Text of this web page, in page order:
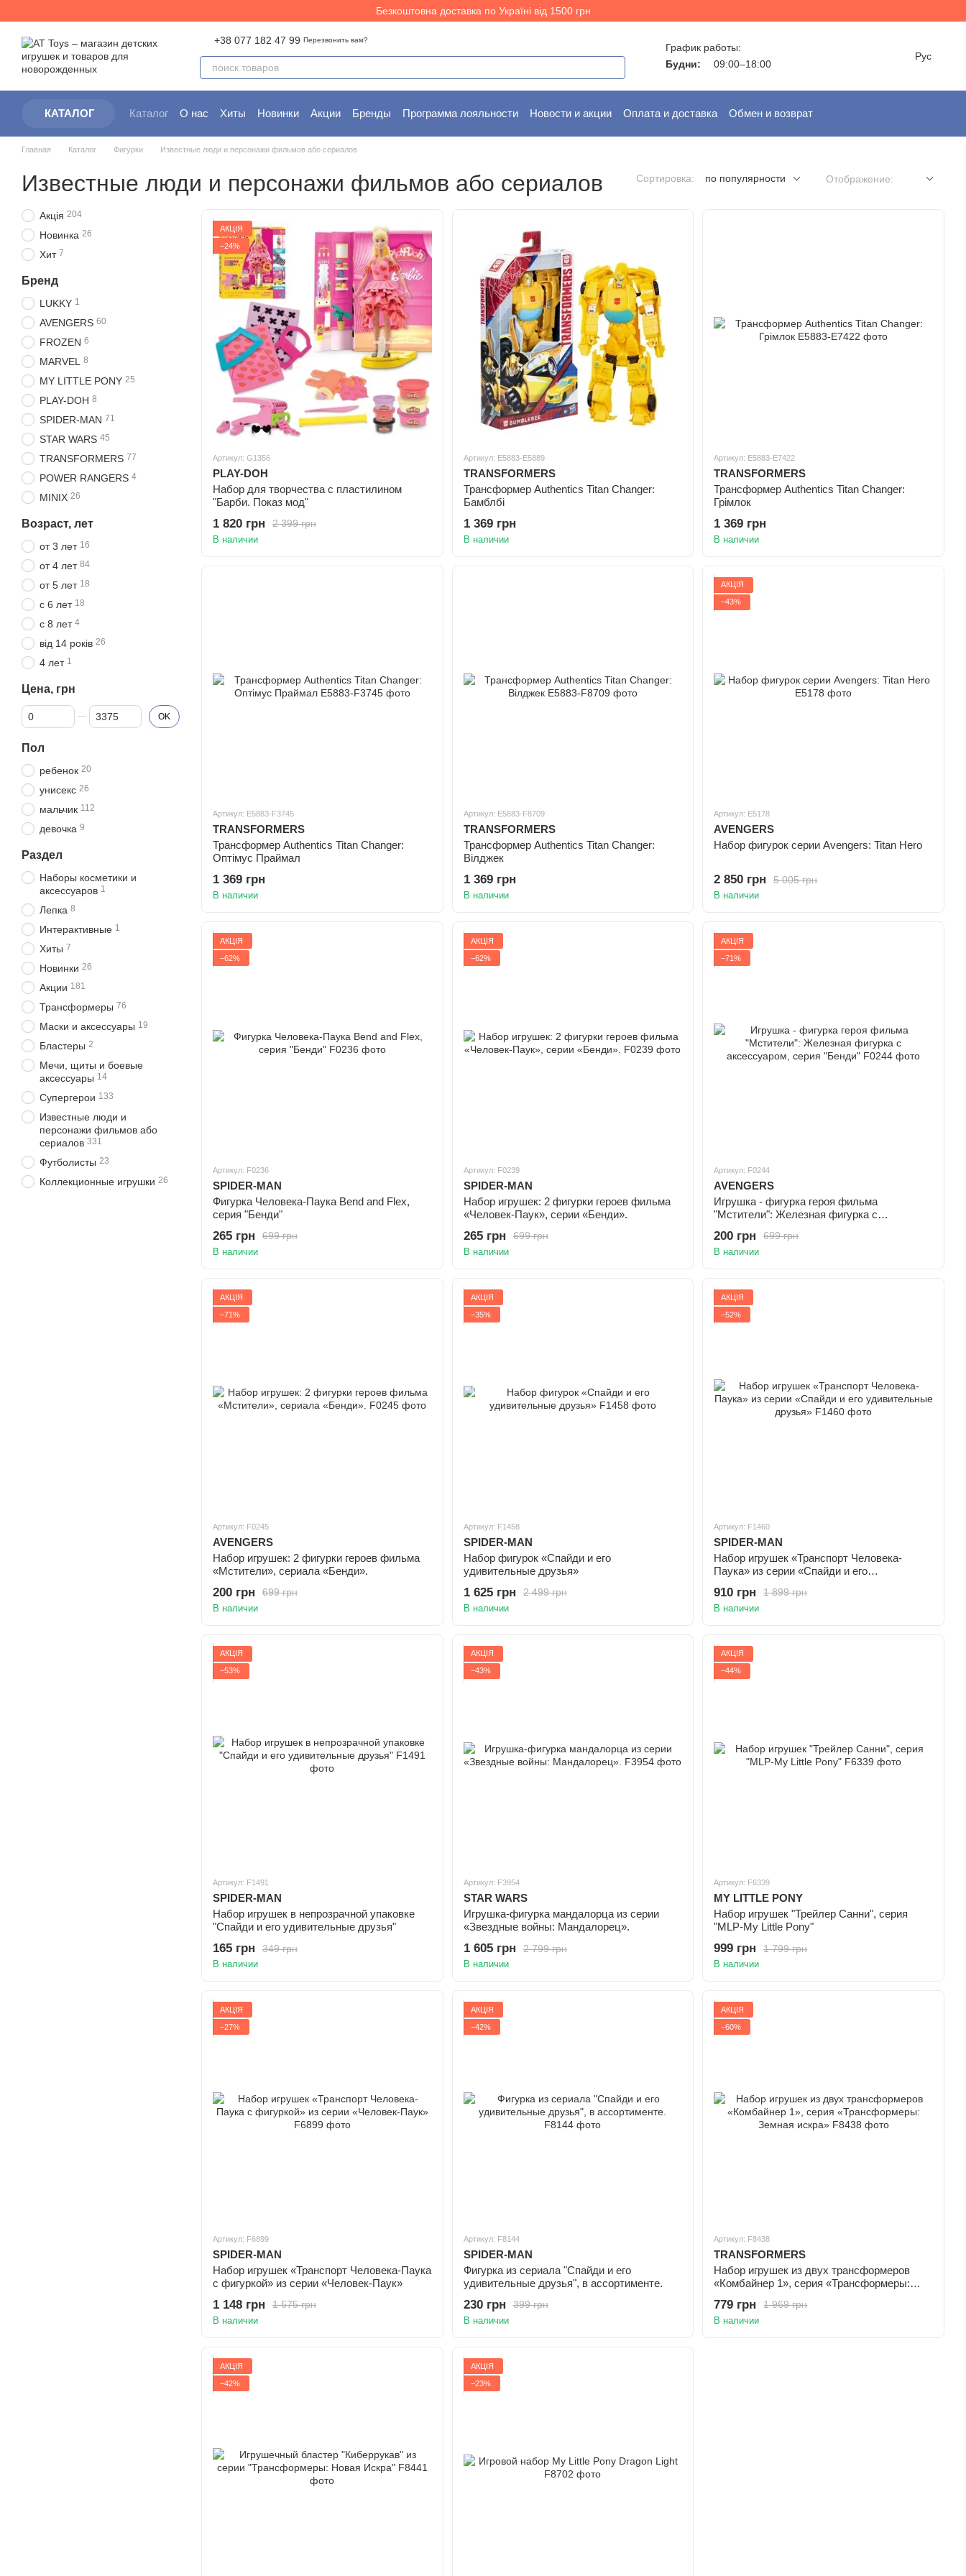
Безкоштовна доставка по Україні від 1500 грн
+38 077 182 47 99 Перезвонить вам?
График работы:
Будни:
09:00–18:00
Рус
КАТАЛОГ Каталог О нас Хиты Новинки Акции Бренды Программа лояльности Новости и акции Оплата и доставка
Обмен и возврат
Главная Каталог Фигурки Известные люди и персонажи фильмов або сериалов
Известные люди и персонажи фильмов або сериалов Сортировка: по популярности Отображение:
АКЦІЯ
−24%
Артикул: G1356
PLAY-DOH
Набор для творчества с пластилином
"Барби. Показ мод"
2 399 грн
1 820 грн
В наличии
Артикул: E5883-E5889
TRANSFORMERS
Трансформер Authentics Titan Changer:
Бамблбі
1 369 грн
В наличии
Артикул: E5883-E7422
TRANSFORMERS
Трансформер Authentics Titan Changer:
Грімлок
1 369 грн
В наличии
Артикул: E5883-F3745
TRANSFORMERS
Трансформер Authentics Titan Changer:
Оптімус Праймал
1 369 грн
В наличии
Артикул: E5883-F8709
TRANSFORMERS
Трансформер Authentics Titan Changer:
Вілджек
1 369 грн
В наличии
АКЦІЯ
−43%
Артикул: E5178
AVENGERS
Набор фигурок серии Avengers: Titan Hero
5 005 грн
2 850 грн
В наличии
АКЦІЯ
−62%
Артикул: F0236
SPIDER-MAN
Фигурка Человека-Паука Bend and Flex,
серия "Бенди"
699 грн
265 грн
В наличии
АКЦІЯ
−62%
Артикул: F0239
SPIDER-MAN
Набор игрушек: 2 фигурки героев фильма
«Человек-Паук», серии «Бенди».
699 грн
265 грн
В наличии
АКЦІЯ
−71%
Артикул: F0244
AVENGERS
Игрушка - фигурка героя фильма
"Мстители": Железная фигурка с
699 грн
200 грн
В наличии
АКЦІЯ
−71%
Артикул: F0245
AVENGERS
Набор игрушек: 2 фигурки героев фильма
«Мстители», сериала «Бенди».
699 грн
200 грн
В наличии
АКЦІЯ
−35%
Артикул: F1458
SPIDER-MAN
Набор фигурок «Спайди и его
удивительные друзья»
2 499 грн
1 625 грн
В наличии
АКЦІЯ
−52%
Артикул: F1460
SPIDER-MAN
Набор игрушек «Транспорт Человека-
Паука» из серии «Спайди и его
1 899 грн
910 грн
В наличии
АКЦІЯ
−53%
Артикул: F1491
SPIDER-MAN
Набор игрушек в непрозрачной упаковке
"Спайди и его удивительные друзья"
349 грн
165 грн
В наличии
АКЦІЯ
−43%
Артикул: F3954
STAR WARS
Игрушка-фигурка мандалорца из серии
«Звездные войны: Мандалорец».
2 799 грн
1 605 грн
В наличии
АКЦІЯ
−44%
Артикул: F6339
MY LITTLE PONY
Набор игрушек "Трейлер Санни", серия
"MLP-My Little Pony"
1 799 грн
999 грн
В наличии
АКЦІЯ
−27%
Артикул: F6899
SPIDER-MAN
Набор игрушек «Транспорт Человека-Паука
с фигуркой» из серии «Человек-Паук»
1 575 грн
1 148 грн
В наличии
АКЦІЯ
−42%
Артикул: F8144
SPIDER-MAN
Фигурка из сериала "Спайди и его
удивительные друзья", в ассортименте.
399 грн
230 грн
В наличии
АКЦІЯ
−60%
Артикул: F8438
TRANSFORMERS
Набор игрушек из двух трансформеров
«Комбайнер 1», серия «Трансформеры:
1 969 грн
779 грн
В наличии
АКЦІЯ
−42%
АКЦІЯ
−23%
Акція 204
Новинка 26
Хит 7
Бренд
LUKKY 1
AVENGERS 60
FROZEN 6
MARVEL 8
MY LITTLE PONY 25
PLAY-DOH 8
SPIDER-MAN 71
STAR WARS 45
TRANSFORMERS 77
POWER RANGERS 4
MINIX 26
Возраст, лет
от 3 лет 16
от 4 лет 84
от 5 лет 18
с 6 лет 18
с 8 лет 4
від 14 років 26
4 лет 1
Цена, грн
От Цена, грн
До Цена, грн OK
Пол
ребенок 20
унисекс 26
мальчик 112
девочка 9
Раздел
Наборы косметики и
аксессуаров 1
Лепка 8
Интерактивные 1
Хиты 7
Новинки 26
Акции 181
Трансформеры 76
Маски и аксессуары 19
Бластеры 2
Мечи, щиты и боевые
аксессуары 14
Супергерои 133
Известные люди и
персонажи фильмов або
сериалов 331
Футболисты 23
Коллекционные игрушки 26